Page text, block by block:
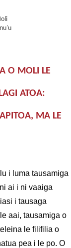
O MOLI LE
ATOA:
MA LE
i luma tausamiga
ai i ni vaaiga
i tausaga
aai, tausamiga o
le filifilia o
pea i le po. O